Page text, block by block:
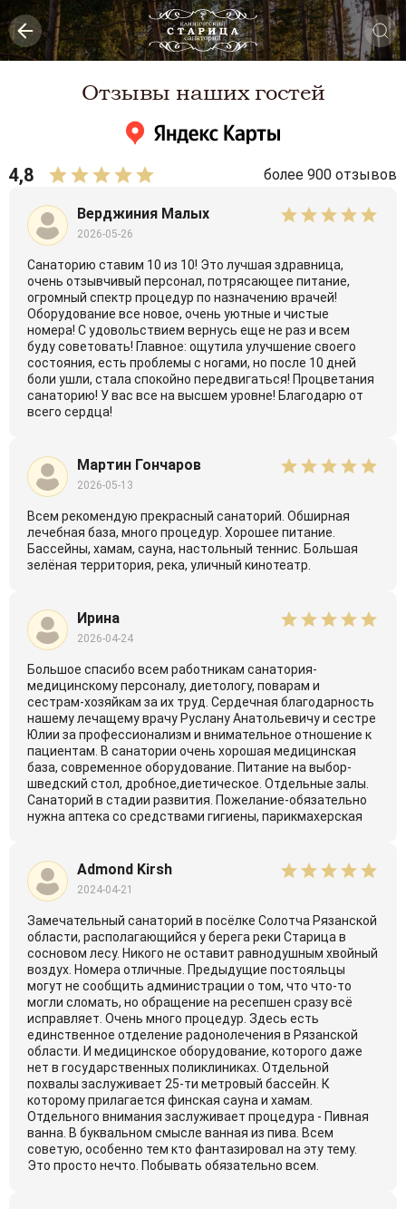
Отзывы наших гостей
4,8 более 900 отзывов
Верджиния Малых
2026-05-26
Санаторию ставим 10 из 10! Это лучшая здравница,
очень отзывчивый персонал, потрясающее питание,
огромный спектр процедур по назначению врачей!
Оборудование все новое, очень уютные и чистые
номера! С удовольствием вернусь еще не раз и всем
буду советовать! Главное: ощутила улучшение своего
состояния, есть проблемы с ногами, но после 10 дней
боли ушли, стала спокойно передвигаться! Процветания
санаторию! У вас все на высшем уровне! Благодарю от
всего сердца!
Мартин Гончаров
2026-05-13
Всем рекомендую прекрасный санаторий. Обширная
лечебная база, много процедур. Хорошее питание.
Бассейны, хамам, сауна, настольный теннис. Большая
зелёная территория, река, уличный кинотеатр.
Ирина
2026-04-24
Большое спасибо всем работникам санатория-
медицинскому персоналу, диетологу, поварам и
сестрам-хозяйкам за их труд. Сердечная благодарность
нашему лечащему врачу Руслану Анатольевичу и сестре
Юлии за профессионализм и внимательное отношение к
пациентам. В санатории очень хорошая медицинская
база, современное оборудование. Питание на выбор-
шведский стол, дробное,диетическое. Отдельные залы.
Санаторий в стадии развития. Пожелание-обязательно
нужна аптека со средствами гигиены, парикмахерская
Admond Kirsh
2024-04-21
Замечательный санаторий в посёлке Солотча Рязанской
области, располагающийся у берега реки Старица в
сосновом лесу. Никого не оставит равнодушным хвойный
воздух. Номера отличные. Предыдущие постояльцы
могут не сообщить администрации о том, что что-то
могли сломать, но обращение на ресепшен сразу всё
исправляет. Очень много процедур. Здесь есть
единственное отделение радонолечения в Рязанской
области. И медицинское оборудование, которого даже
нет в государственных поликлиниках. Отдельной
похвалы заслуживает 25-ти метровый бассейн. К
которому прилагается финская сауна и хамам.
Отдельного внимания заслуживает процедура - Пивная
ванна. В буквальном смысле ванная из пива. Всем
советую, особенно тем кто фантазировал на эту тему.
Это просто нечто. Побывать обязательно всем.